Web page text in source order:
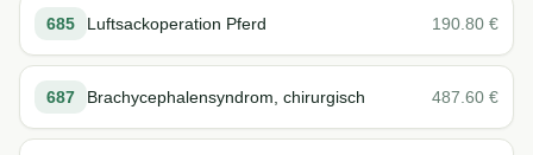
685 Luftsackoperation Pferd 190.80 €
687 Brachycephalensyndrom, chirurgisch 487.60 €